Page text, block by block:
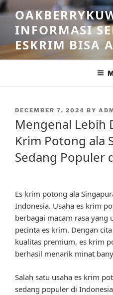
Skip
to
contentINFORMASI
ESKRIM BISA
POSTED
DECEMBER 7, 2024 BY
Mengenal Lebih
Krim Potong ala
Sedang Populer
Es krim potong ala
Indonesia. Usaha es krim
berbagai macam rasa yang
pecinta es krim. Dengan
kualitas premium, es krim
berhasil menarik minat
Salah satu usaha es krim
sedang populer di Indonesia